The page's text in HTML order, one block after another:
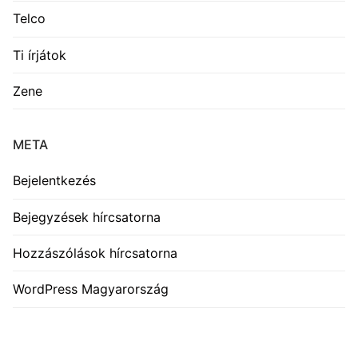
Telco
Ti írjátok
Zene
META
Bejelentkezés
Bejegyzések hírcsatorna
Hozzászólások hírcsatorna
WordPress Magyarország